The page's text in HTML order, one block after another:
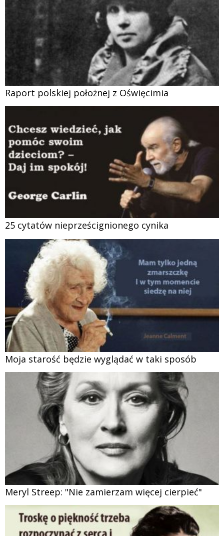
Raport polskiej położnej z Oświęcimia
25 cytatów nieprześcignionego cynika
Moja starość będzie wyglądać w taki sposób
Meryl Streep: "Nie zamierzam więcej cierpieć"